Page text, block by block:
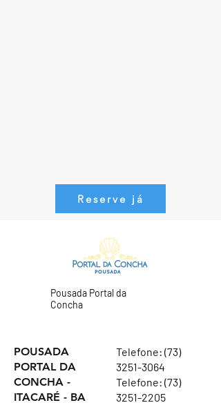
Reserve já
Pousada Portal da
Concha
POUSADA
PORTAL DA
CONCHA -
ITACARÉ - BA
Telefone: (73)
3251-3064
Telefone: (73)
3251-2205